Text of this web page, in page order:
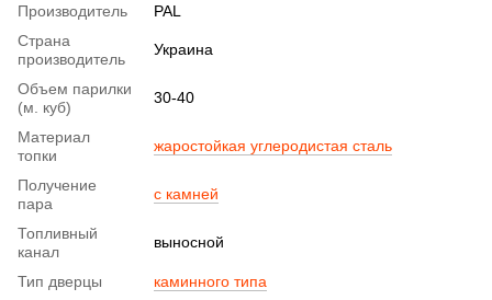
Производитель
PAL
Страна
производитель
Украина
Объем парилки
(м. куб)
30-40
Материал
топки
жаростойкая углеродистая сталь
Получение
пара
с камней
Топливный
канал
выносной
Тип дверцы
каминного типа